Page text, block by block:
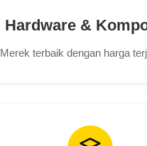
Hardware &
Merek terbaik dengan harga